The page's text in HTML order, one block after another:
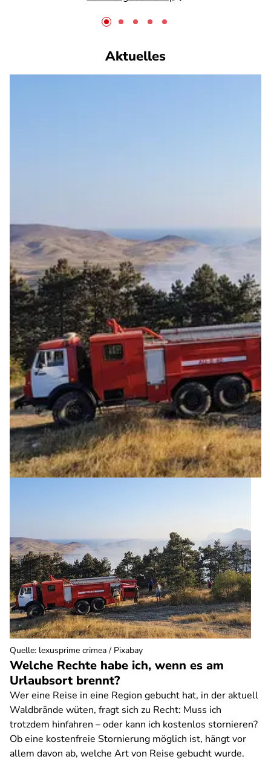
Aktuelles
Welche Rechte habe ich, wenn es am
Urlaubsort brennt?
Wer eine Reise in eine Region gebucht hat, in der aktuell
Waldbrände wüten, fragt sich zu Recht: Muss ich
trotzdem hinfahren – oder kann ich kostenlos stornieren?
Ob eine kostenfreie Stornierung möglich ist, hängt vor
allem davon ab, welche Art von Reise gebucht wurde.
Quelle: lexusprime crimea / Pixabay